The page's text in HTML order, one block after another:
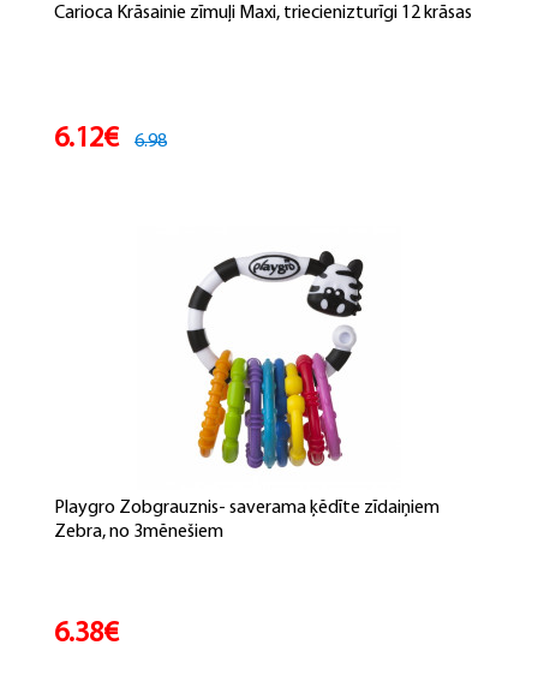
Carioca Krāsainie zīmuļi Maxi, triecienizturīgi 12 krāsas
6.12€ 6.98
Playgro Zobgrauznis- saverama ķēdīte zīdaiņiem
Zebra, no 3mēnešiem
6.38€